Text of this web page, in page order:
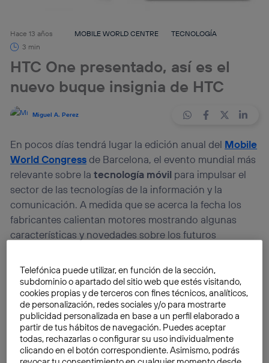
Hace 13 años MOBILE WORLD CENTRE
TECNOLOGÍA
3 min
HTC One presentado, así es el
nuevo buque insignia de HTC
Miguel A. Perez
En pocos días tendrá lugar la edición anual del Mobile
World Congressde Barcelona, el evento mundial más
relevante sobre latecnología móvil para impulsar el
sector de las tecnologías de la información y la
comunicación. A medida que se acerca la fecha los
fabricantes calientan motores mostrando algunas
características y novedades sobre los futuros
próximos meses. Para esta ocasión, la compañía
TaiwanesaHTCha presentado hoy su nuevo buque
insignia, elHTC One.
El HTC One, anteriormente conocido comoHTC M7
pretende convertirse en un duro competidor dentro
de la nueva generación de terminales de gama alta
Telefónica puede utilizar, en función de la sección,
subdominio o apartado del sitio web que estés visitando,
cookies propias y de terceros con fines técnicos, analíticos,
de personalización, redes sociales y/o para mostrarte
publicidad personalizada en base a un perfil elaborado a
partir de tus hábitos de navegación. Puedes aceptar
todas, rechazarlas o configurar su uso individualmente
clicando en el botón correspondiente. Asimismo, podrás